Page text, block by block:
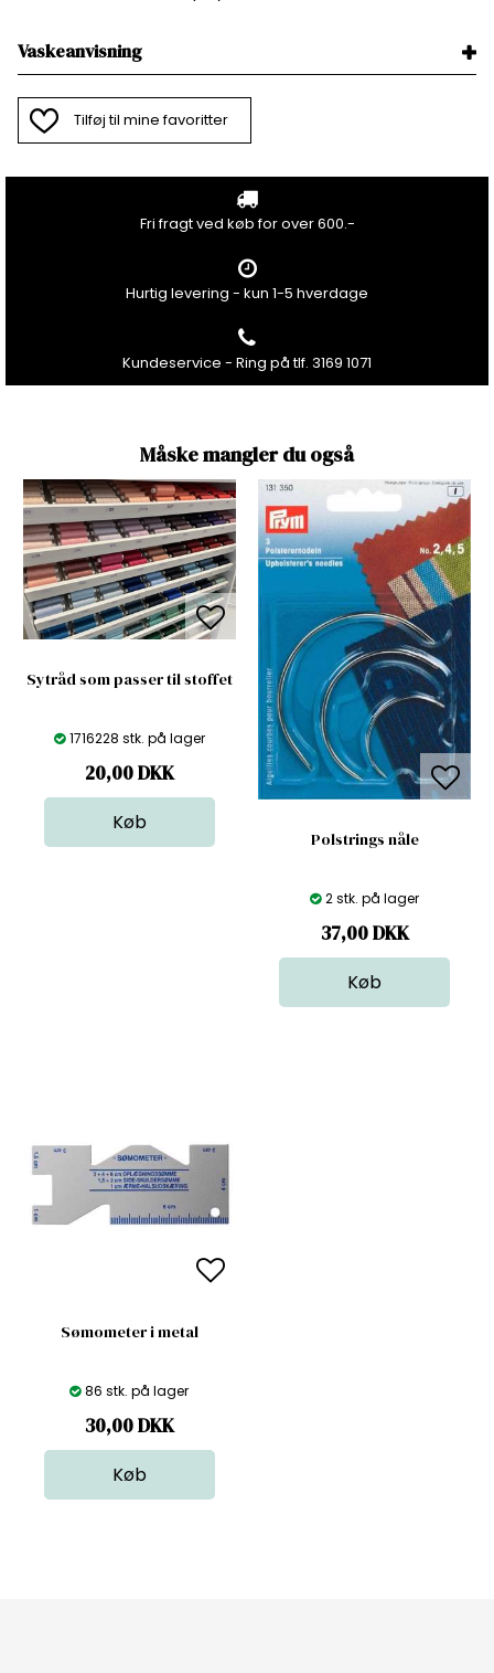
Vaskeanvisning
Tilføj til mine favoritter
Fri fragt ved køb for over 600.-
Hurtig levering - kun 1-5 hverdage
Kundeservice - Ring på tlf. 3169 1071
Måske mangler du også
Sytråd som passer til stoffet
1716228 stk. på lager
20,00DKK
Polstrings nåle
2 stk. på lager
37,00DKK
Sømometer i metal
86 stk. på lager
30,00DKK